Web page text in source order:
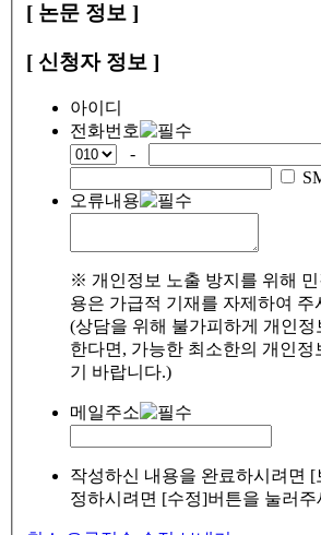
[ 논문 정보 ]
[ 신청자 정보 ]
아이디
전화번호
-
오류내용
※ 개인정보 노출 방지를 위해 민
용은 가급적 기재를 자제하여 주
(상담을 위해 불가피하게 개인
한다면, 가능한 최소한의 개인정
기 바랍니다.)
메일주소
작성하신 내용을 완료하시려면
정하시려면 [수정]버튼을 눌러주